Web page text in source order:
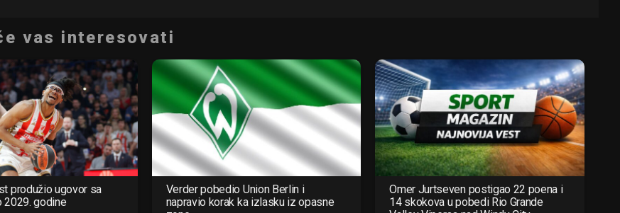
vas interesovati
produžio ugovor sa
2029. godine
Verder pobedio Union Berlin i
napravio korak ka izlasku iz opasne
Omer Jurtseven postigao 22 poena i
14 skokova u pobedi Rio Grande